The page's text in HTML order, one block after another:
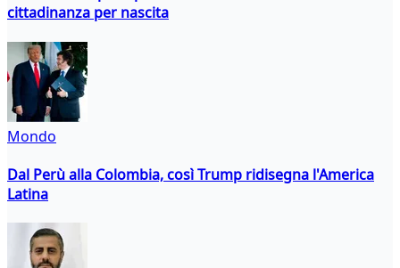
cittadinanza per nascita
Mondo
Dal Perù alla Colombia, così Trump ridisegna l'America
Latina